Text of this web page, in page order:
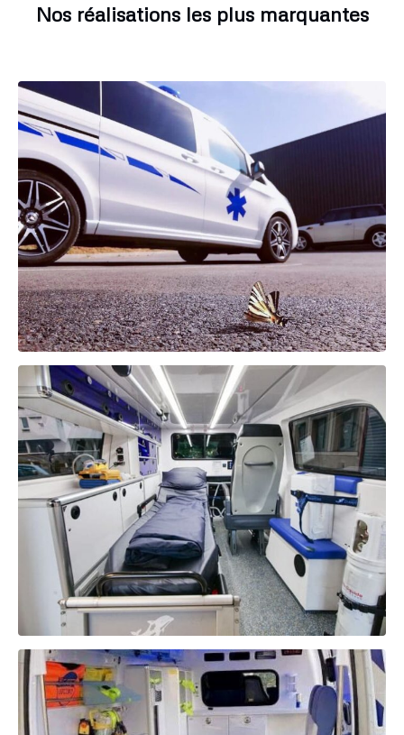
Nos réalisations les plus marquantes